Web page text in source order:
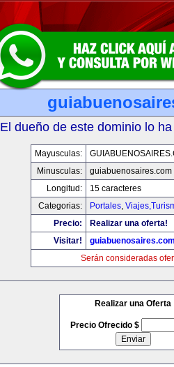
El dueño de este dominio lo
Mayusculas:
Minusculas:
guiabuenosaires.com
Longitud:
15 caracteres
Categorias:
Portales,
Precio:
Realizar una oferta!
Visitar!
Serán consideradas
Realizar una Oferta
Precio Ofrecido $